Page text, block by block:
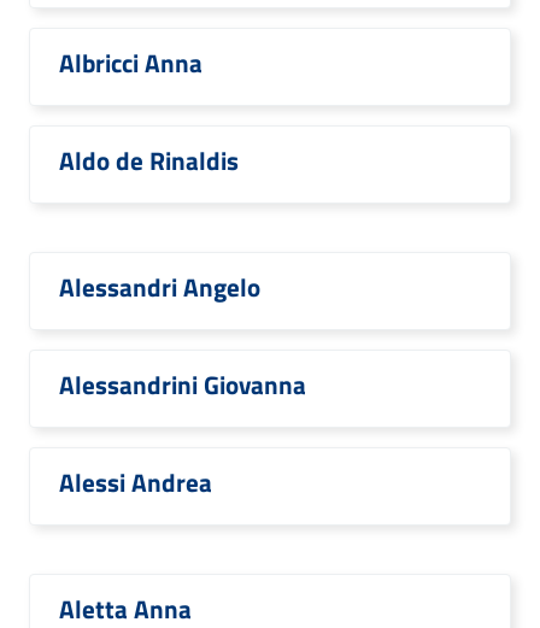
Albricci Anna
Aldo de Rinaldis
Alessandri Angelo
Alessandrini Giovanna
Alessi Andrea
Aletta Anna